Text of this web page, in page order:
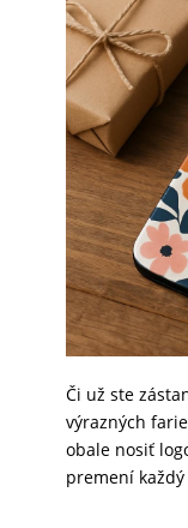
PRODUKTY
PRÍSLUŠENSTVO
MOBILY
PRÍSLUŠENSTVO
Či už ste
výrazných
obale nosiť
premení